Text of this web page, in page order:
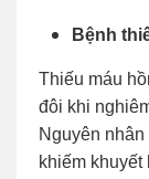
Bệnh
Thiếu máu
đôi khi
Nguyên
khiếm khuyết